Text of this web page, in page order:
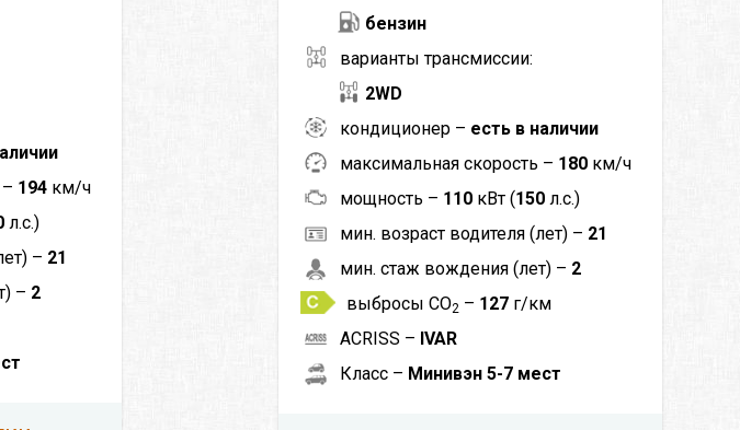
194 км/ч
л.с.)
– 21
– 2
бензин
варианты трансмиссии:
2WD
кондиционер – есть в наличии
максимальная скорость – 180 км/ч
мощность – 110 кВт (150л.с.)
мин. возраст водителя (лет) – 21
мин. стаж вождения (лет) – 2
выбросы CO2 – 127 г/км
ACRISS – IVAR
Класс – Минивэн 5-7 мест